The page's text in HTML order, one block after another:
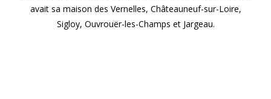
avait sa maison des Vernelles, Châteauneuf-sur-Loire,
Sigloy, Ouvrouër-les-Champs et Jargeau.